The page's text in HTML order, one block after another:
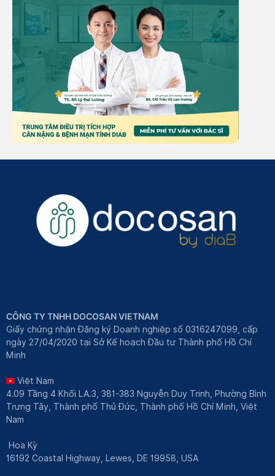
CÔNG TY TNHH DOCOSAN VIETNAM
Giấy chứng nhận Đăng ký Doanh nghiệp số 0316247099, cấp
ngày 27/04/2020 tại Sở Kế hoạch Đầu tư Thành phố Hồ Chí
Minh
Việt Nam
4.09 Tầng 4 Khối LA.3, 381-383 Nguyễn Duy Trinh, Phường Bình
Trưng Tây, Thành phố Thủ Đức, Thành phố Hồ Chí Minh, Việt
Nam
Hoa Kỳ
16192 Coastal Highway, Lewes, DE 19958, USA